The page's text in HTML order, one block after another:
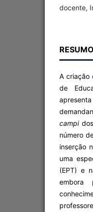
docente,
RESUMO
A criação
de
campidos
número
inserção
uma
(EPT) e
embora